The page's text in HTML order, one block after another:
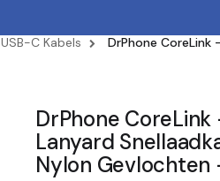
USB-C Kabels
DrPhone CoreLink
DrPhone CoreLink
Lanyard
Nylon